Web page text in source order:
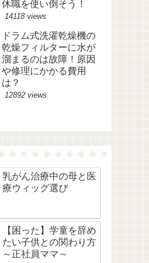
休職を使い倒そう！
14118 views
ドラム式洗濯乾燥機の
乾燥フィルターに水が
溜まるのは故障！原因
や修理にかかる費用
は？
12892 views
乳がん治療中の母と医
療ウィッグ選び
【困った】学童を辞め
たい子供との関わり方
～正社員ママ～